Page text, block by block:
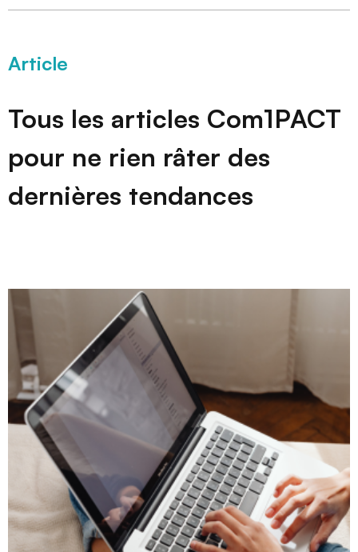
Article
Tous les articles Com1PACT
pour ne rien râter des
dernières tendances